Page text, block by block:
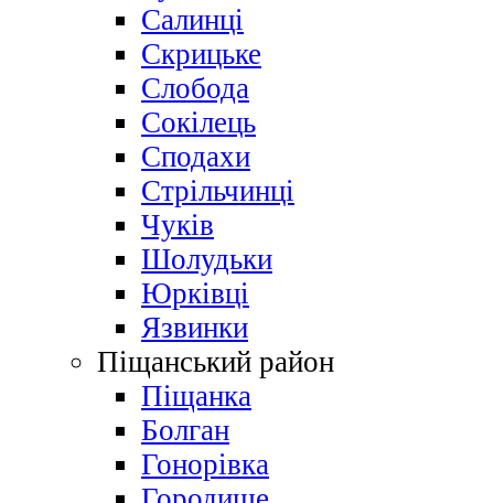
Салинці
Скрицьке
Слобода
Сокілець
Сподахи
Стрільчинці
Чуків
Шолудьки
Юрківці
Язвинки
Піщанський район
Піщанка
Болган
Гонорівка